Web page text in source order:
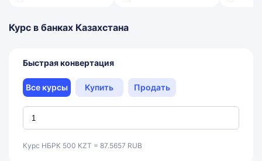
Курс в банках Казахстана
Быстрая конвертация
Все курсы Купить Продать
Курс НБРК 500 KZT = 87.5657 RUB